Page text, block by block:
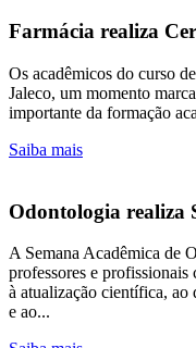
Farmácia realiza
Os acadêmicos do curso
Jaleco, um momento
importante da formação
Saiba mais
Odontologia realiza
A Semana Acadêmica de
professores e
à atualização científica, ao
e ao...